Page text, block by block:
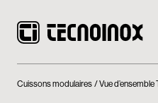
Cuissons modulaires Vue d’ensemble